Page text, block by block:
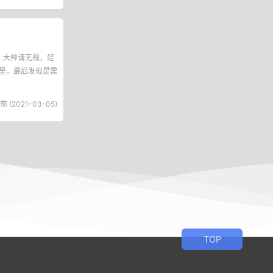
神请无视，轻
，最后发现是需
(2021-03-05)